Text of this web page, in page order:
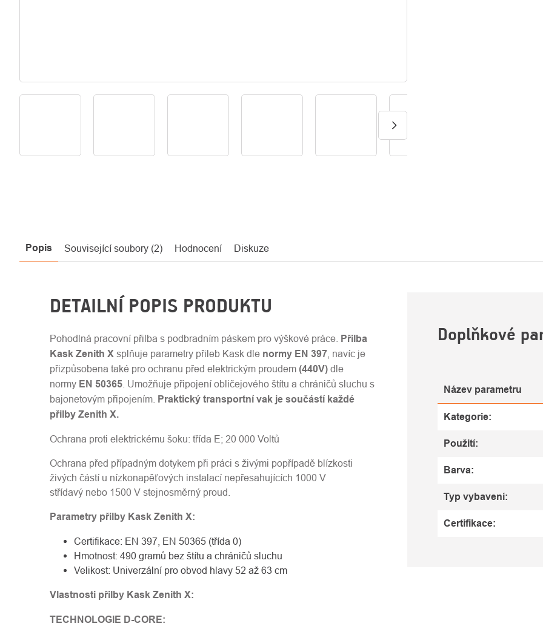
Popis Související soubory (2) Hodnocení Diskuze
DETAILNÍ POPIS PRODUKTU
Pohodlná pracovní přilba s podbradním páskem pro výškové práce. Přilba
Kask Zenith X splňuje parametry přileb Kask dle normy EN 397 , navíc je
přizpůsobena také pro ochranu před elektrickým proudem (440V) dle
normy EN 50365 . Umožňuje připojení obličejového štítu a chráničů sluchu s
bajonetovým připojením. Praktický transportní vak je součástí každé
přilby Zenith X.
Ochrana proti elektrickému šoku: třída E; 20 000 Voltů
Ochrana před případným dotykem při práci s živými popřípadě blízkosti
živých částí u nízkonapěťových instalací nepřesahujících 1000 V
střídavý nebo 1500 V stejnosměrný proud.
Parametry přilby Kask Zenith X:
Certifikace: EN 397, EN 50365 (třída 0)
Hmotnost: 490 gramů bez štítu a chráničů sluchu
Velikost: Univerzální pro obvod hlavy 52 až 63 cm
Vlastnosti přilby Kask Zenith X:
TECHNOLOGIE D-CORE:
Doplňkové
Název parametru
Kategorie:
Použití:
Barva:
Typ vybavení:
Certifikace: